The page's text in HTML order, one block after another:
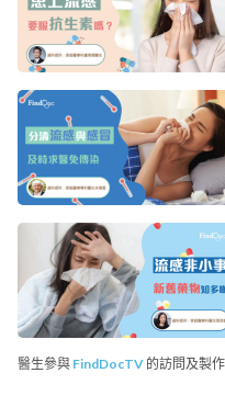
醫生參與 FindDocTV 的訪問及製